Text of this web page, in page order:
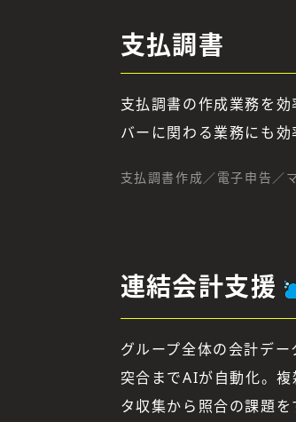
支払調書
支払調書の作成業務を
バーに関わる業務にも効
支払調書作成／電子申告／
連結会計支援
グループ全体の会計デ
突合までAIが自動化。
タ収集から照合の課題を